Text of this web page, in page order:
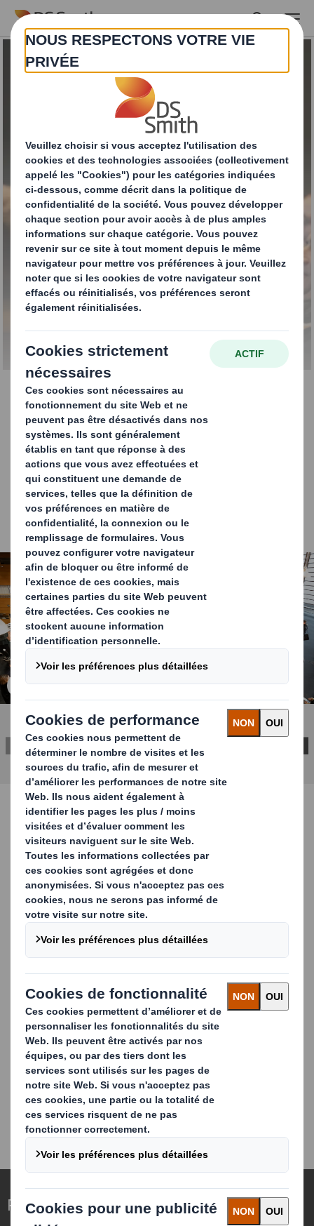
Skip to main content
Le monde à 2040
Paris
Chère cliente, cher client, l'équipe DS Smith est
heureuse de vous inviter à la conférence "Monde à 2040"
17.06.2025à 9h au Cercle d'Aumale à Paris. Celle-ci sera
suivie d'un cocktail déjeunatoire et d'une visite du Palais
Garnier pour les personnes intéressées.
Carousel. Use previous and next buttons to move
Cliquez pour agrandir l’image
Inscrivez vous !
Vous souhaitez participer à cette journée
exceptionnelle? Inscrivez vous via le formulaire ci-
contre.
Repenser l’emballage pour un monde qui